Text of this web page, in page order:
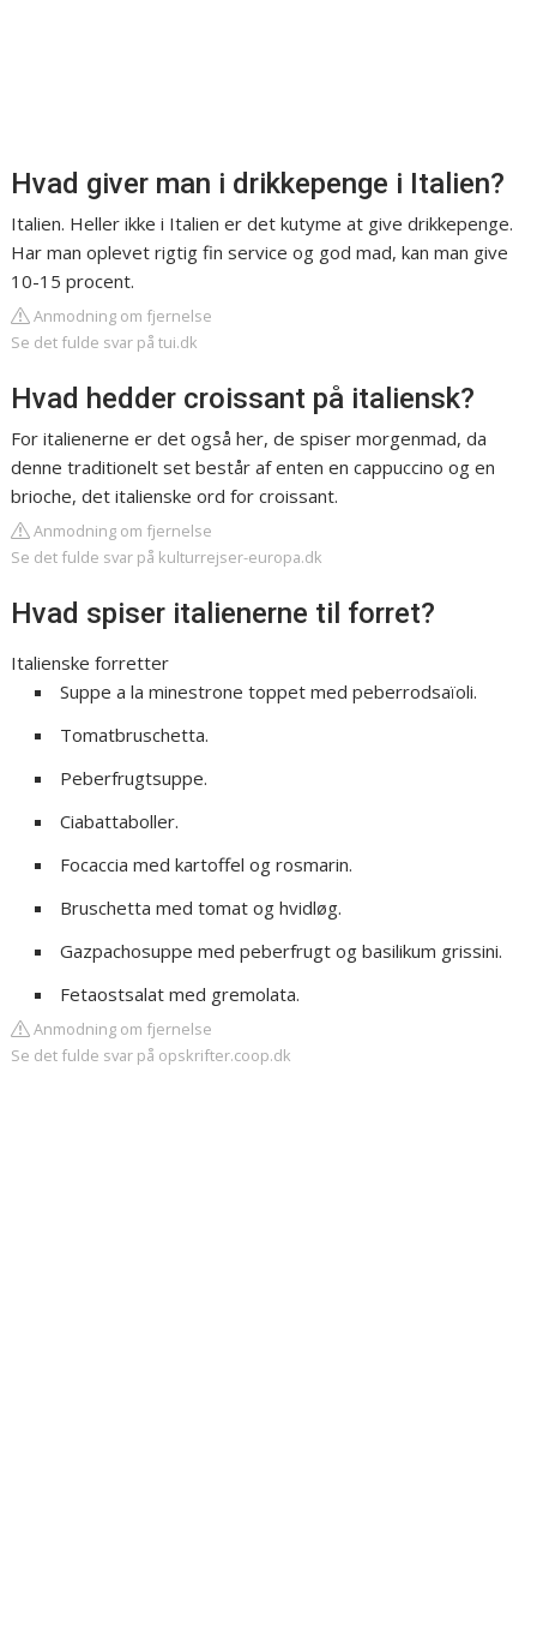
Hvad giver man i drikkepenge i Italien?
Italien. Heller ikke i Italien er det kutyme at give drikkepenge.
Har man oplevet rigtig fin service og god mad, kan man give
10-15 procent.
Anmodning om fjernelse
Se det fulde svar på tui.dk
Hvad hedder croissant på italiensk?
For italienerne er det også her, de spiser morgenmad, da
denne traditionelt set består af enten en cappuccino og en
brioche, det italienske ord for croissant.
Anmodning om fjernelse
Se det fulde svar på kulturrejser-europa.dk
Hvad spiser italienerne til forret?
Italienske forretter
Suppe a la minestrone toppet med peberrodsaïoli.
Tomatbruschetta.
Peberfrugtsuppe.
Ciabattaboller.
Focaccia med kartoffel og rosmarin.
Bruschetta med tomat og hvidløg.
Gazpachosuppe med peberfrugt og basilikum grissini.
Fetaostsalat med gremolata.
Anmodning om fjernelse
Se det fulde svar på opskrifter.coop.dk